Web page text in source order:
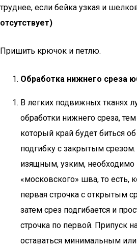
труднее, если бейка узкая и
отсутствует)
Пришить крючок и петлю.
Обработка нижнего среза
В легких подвижных тканях
обработки нижнего среза,
который край будет биться
подгибку с закрытым
изящным, узким, необходимо
«московского» шва, то есть,
первая строчка с открытым
затем срез подгибается и
строчка по первой. Припуск
оставаться минимальным